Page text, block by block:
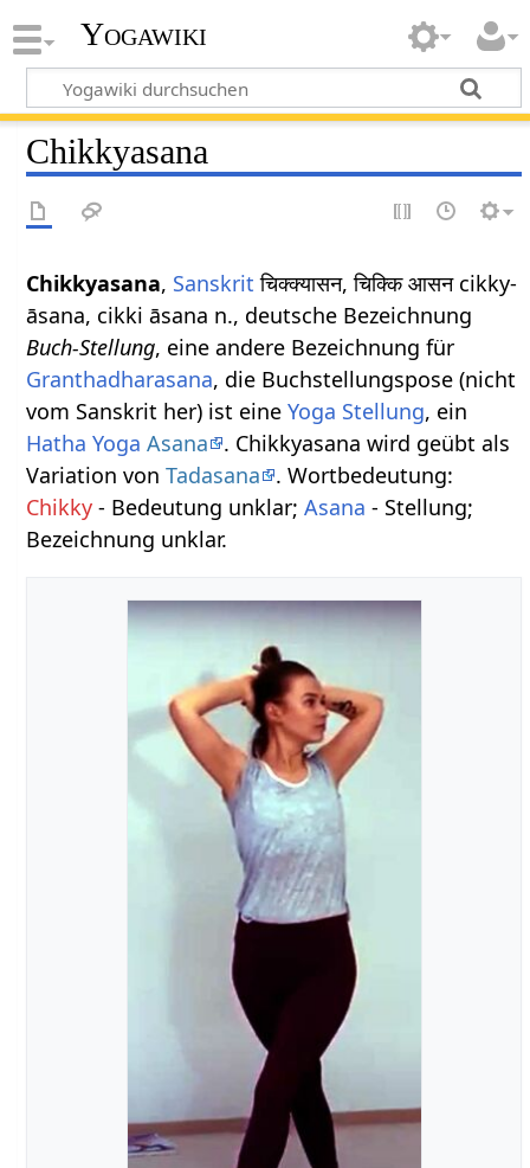
Yogawiki
Chikkyasana
Chikkyasana, Sanskrit चिक्क्यासन, चिक्कि आसन cikky-
āsana, cikki āsana n., deutsche Bezeichnung
Buch-Stellung, eine andere Bezeichnung für
Granthadharasana, die Buchstellungspose (nicht
vom Sanskrit her) ist eineYoga Stellung, ein
Hatha Yoga Asana
. Chikkyasana wird geübt als
Variation vonTadasana
. Wortbedeutung:
Chikky - Bedeutung unklar;Asana - Stellung;
Bezeichnung unklar.